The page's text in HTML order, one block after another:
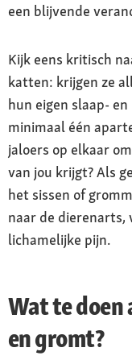
een blijvende
Kijk eens kritisch
katten: krijgen ze
hun eigen slaap-
minimaal één
jaloers op elkaar
van jou krijgt? Als
het sissen of
naar de dierenarts,
lichamelijke pijn.
Wat te doen
en gromt?